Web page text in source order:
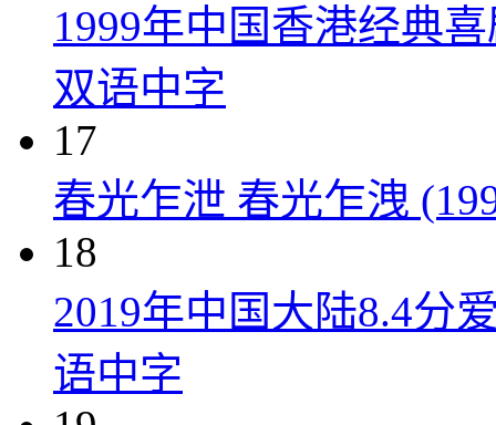
1999年中国香港经典
双语中字
17
春光乍泄 春光乍洩
18
2019年中国大陆8.4分
语中字